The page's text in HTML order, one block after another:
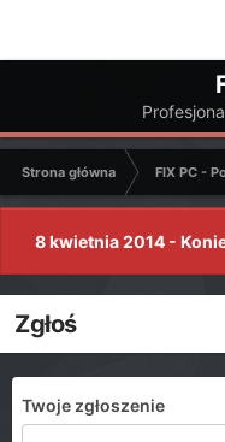
Strona główna FIX PC -
8 kwietnia 2014 -
Zgłoś
Twoje zgłoszenie